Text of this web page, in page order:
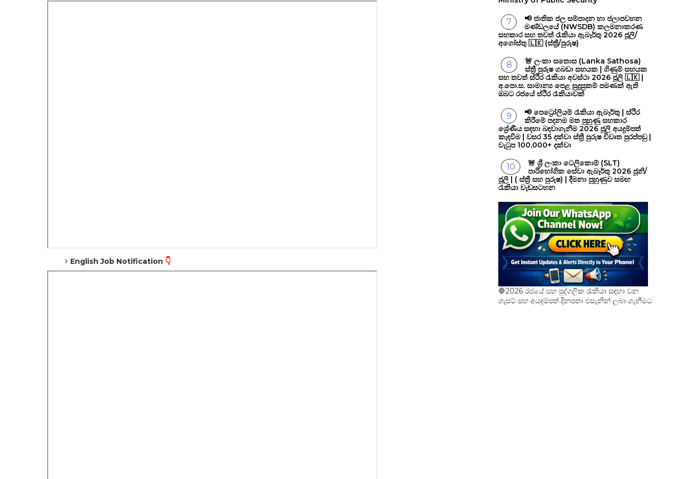
English Job Notification 👇
📢 ජාතික ජල සම්පාදන හා ජලාපවහන
මණ්ඩලයේ (NWSDB) කලමනාකරණ
සහකාර සහ තවත් රැකියා ඇබෑර්තු 2026 ජූලි/
අගෝස්තු 🇱🇰 (ස්ත්‍රී/පුරුෂ)
🚨 ලංකා සතොස (Lanka Sathosa)
ස්ත්‍රී පුරුෂ ගබඩා සහයක | ගිණුම් සහයක
සහ තවත් ස්ථිර රැකියා අවස්ථා 2026 ජූලි 🇱🇰 |
අ.පො.ස. සාමාන්‍ය පෙළ සුදුසුකම් පමණක් ඇති
ඔබට රජයේ ස්ථිර රැකියාවක්
📢 පෙට්‍රෝලියම් රැකියා ඇබෑර්තු | ස්ථිර
කිරීමේ පදනම මත පුහුණු සහකාර
ශ්‍රේණීය සඳහා බඳවාගැනීම 2026 ජූලි අයදුම්පත්
කැඳවීම | වසර 35 දක්වා ස්ත්‍රී පුරුෂ විවෘත පුරප්පඩු |
වැටුප 100,000+ දක්වා
🚨 ශ්‍රී ලංකා ටෙලිකොම් (SLT)
පාරිභෝගික සේවා ඇබෑර්තු 2026 ජූනි/
ජූලි | ( ස්ත්‍රී සහ පුරුෂ) | දීමනා පුහුණුව සමඟ
රැකියා වැඩසටහන
🛑2026 රජයේ සහ පුද්ගලික රැකියා සඳහා වන
ගැසට් සහ අයදුම්පත් දිනපතා එසැනින් ලබා ගැනීමට